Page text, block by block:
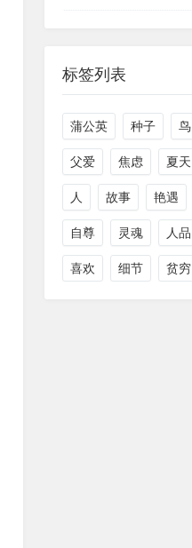
标签列表
蒲公英 种子 鸟
父爱 焦虑 夏天
人 故事 艳遇
自尊 灵魂 人品
喜欢 细节 贫穷